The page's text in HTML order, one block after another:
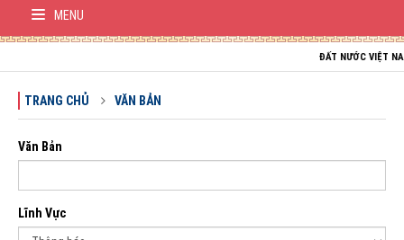
MENU
ĐẤT NƯỚC VIỆT NAM TRƯỜNG
TRANG CHỦ VĂN BẢN
Văn Bản
Lĩnh Vực